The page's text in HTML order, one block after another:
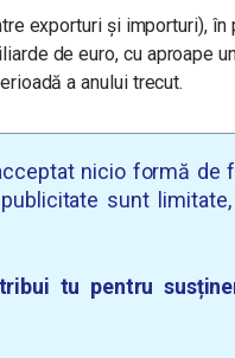
exporturi și importuri), în
de euro, cu aproape
a anului trecut.
nicio formă de
sunt
tu pentru